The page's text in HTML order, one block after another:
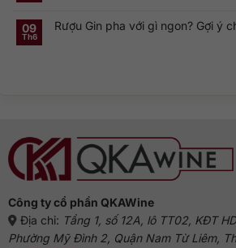
Gin
Lan:
Genever
luận
ở
09
Th6
Rượu Gin pha với gì ngon? Gợi ý
Gợi
ý
chuẩn
vị
từ
chuyên
Công ty cổ phần QKAWine
Địa chỉ: Tầng 1, số 12A, lô TT02, KĐT
Phường Mỹ Đình 2, Quận Nam Từ Liêm,